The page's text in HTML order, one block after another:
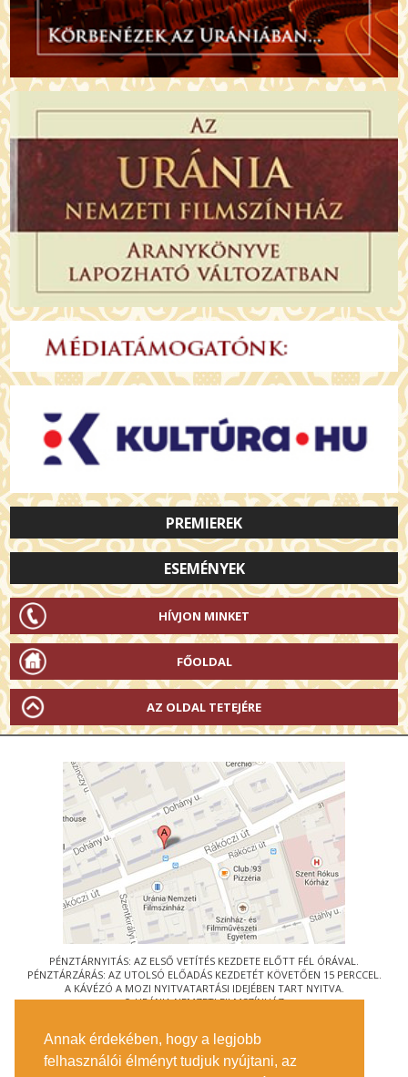
Annak érdekében, hogy a legjobb
felhasználói élményt tudjuk nyújtani, az
PREMIEREK
ESEMÉNYEK
HÍVJON MINKET
FŐOLDAL
AZ OLDAL TETEJÉRE
PÉNZTÁRNYITÁS: AZ ELSŐ VETÍTÉS KEZDETE ELŐTT FÉL ÓRÁVAL.
PÉNZTÁRZÁRÁS: AZ UTOLSÓ ELŐADÁS KEZDETÉT KÖVETŐEN 15 PERCCEL.
A KÁVÉZÓ A MOZI NYITVATARTÁSI IDEJÉBEN TART NYITVA.
© URÁNIA NEMZETI FILMSZÍNHÁZ
1088 BUDAPEST, RÁKÓCZI ÚT 21.